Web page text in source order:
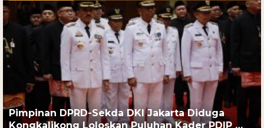
Pimpinan DPRD-Sekda DKI Jakarta Diduga
Kongkalikong Loloskan Puluhan Kader PDIP …